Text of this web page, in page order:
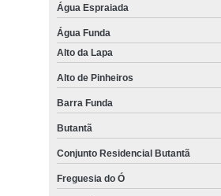
Água Espraiada
Água Funda
Alto da Lapa
Alto de Pinheiros
Barra Funda
Butantã
Conjunto Residencial Butantã
Freguesia do Ó